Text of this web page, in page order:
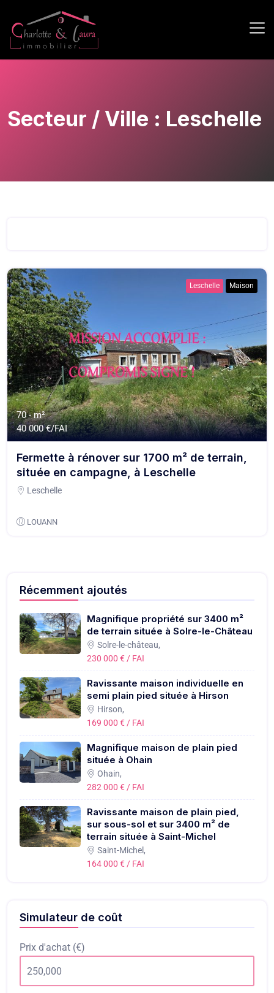
Secteur / Ville : Leschelle
Leschelle Maison
70 - m²
40 000 €/FAI
Fermette à rénover sur 1700 m² de terrain,
située en campagne, à Leschelle
Leschelle
LOUANN
Récemment ajoutés
Magnifique propriété sur 3400 m²
de terrain située à Solre-le-Château
Solre-le-château,
230 000 € / FAI
Ravissante maison individuelle en
semi plain pied située à Hirson
Hirson,
169 000 € / FAI
Magnifique maison de plain pied
située à Ohain
Ohain,
282 000 € / FAI
Ravissante maison de plain pied,
sur sous-sol et sur 3400 m² de
terrain située à Saint-Michel
Saint-Michel,
164 000 € / FAI
Simulateur de coût
Prix d'achat (€)